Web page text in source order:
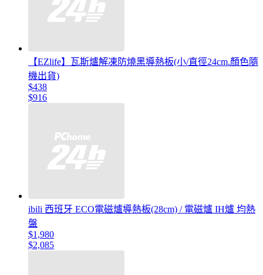
【EZlife】瓦斯爐解凍防燒黑導熱板(小/直徑24cm.顏色隨
機出貨)
$438
$916
ibili 西班牙 ECO電磁爐導熱板(28cm) / 電磁爐 IH爐 均熱
盤
$1,980
$2,085